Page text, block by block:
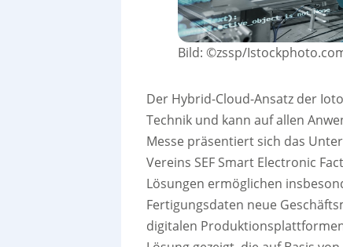
Bild: ©zssp/
Der Hybrid-Cloud-Ansatz der
Technik und kann auf allen
Messe präsentiert sich das
Vereins SEF Smart Electronic
Lösungen ermöglichen
Fertigungsdaten neue
digitalen